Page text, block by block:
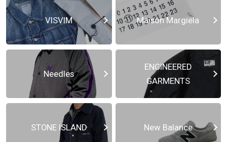
VISVIM Maison Margiela
Needles
ENGINEERED
GARMENTS
STONE ISLAND New Balance